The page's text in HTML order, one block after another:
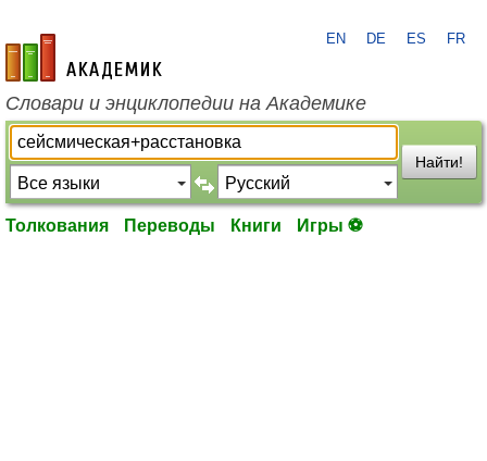
academic.ru
EN DE ES FR
Словари и энциклопедии на Академике
Найти!
Толкования Переводы Книги Игры ⚽